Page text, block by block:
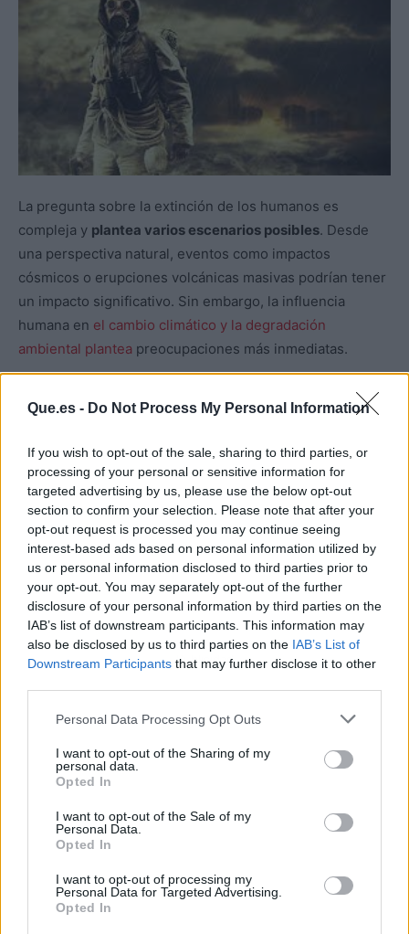
Que.es - Do Not Process My Personal Information
If you wish to opt-out of the sale, sharing to third parties, or
processing of your personal or sensitive information for
targeted advertising by us, please use the below opt-out
section to confirm your selection. Please note that after your
opt-out request is processed you may continue seeing
interest-based ads based on personal information utilized by
us or personal information disclosed to third parties prior to
your opt-out. You may separately opt-out of the further
disclosure of your personal information by third parties on the
IAB’s list of downstream participants. This information may
also be disclosed by us to third parties on the IAB’s List of
Downstream Participants that may further disclose it to other
Personal Data Processing Opt Outs
I want to opt-out of the Sharing of my
personal data.
Opted In
I want to opt-out of the Sale of my
Personal Data.
Opted In
I want to opt-out of processing my
Personal Data for Targeted Advertising.
Opted In
La pregunta sobre la extinción de los humanos es
compleja y plantea varios escenarios posibles. Desde
una perspectiva natural, eventos como impactos
cósmicos o erupciones volcánicas masivas podrían tener
un impacto significativo. Sin embargo, la influencia
humana en el cambio climático y la degradación
ambiental plantea preocupaciones más inmediatas.
Publicidad